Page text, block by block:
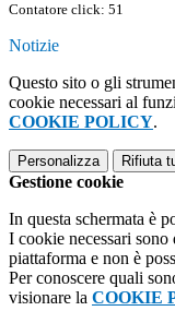
Contatore click: 51
Notizie
Questo sito o gli
cookie necessari al
COOKIE POLICY.
Personalizza Rifiuta
Gestione cookie
In questa schermata è
I cookie necessari
piattaforma e non è
Per conoscere quali
visionare la COOKIE